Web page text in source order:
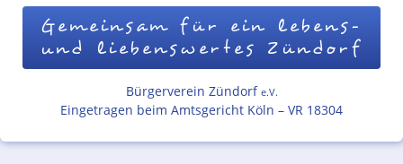
Gemeinsam für ein lebens-
und liebenswertes Zündorf
Bürgerverein Zündorf e.V.
Eingetragen beim Amtsgericht Köln – VR 18304